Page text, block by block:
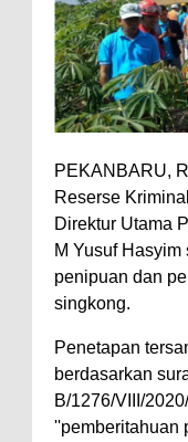
PEKANBARU,
Reserse
Direktur Utama
M Yusuf
penipuan dan
singkong.
Penetapan
berdasarkan
B/1276/VIII/
''pemberitahuan